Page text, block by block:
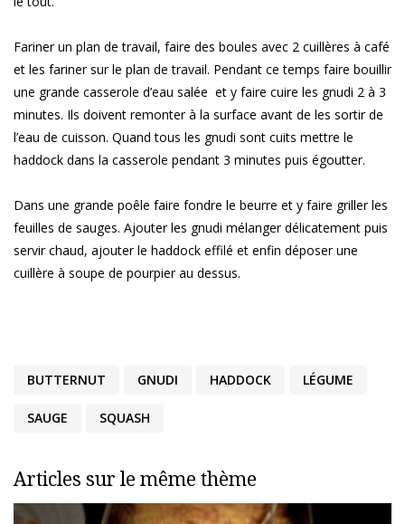
Fariner un plan de travail, faire des boules avec 2 cuillères à café
et les fariner sur le plan de travail. Pendant ce temps faire bouillir
une grande casserole d’eau salée et y faire cuire les gnudi 2 à 3
minutes. Ils doivent remonter à la surface avant de les sortir de
l’eau de cuisson. Quand tous les gnudi sont cuits mettre le
haddock dans la casserole pendant 3 minutes puis égoutter.
Dans une grande poêle faire fondre le beurre et y faire griller les
feuilles de sauges. Ajouter les gnudi mélanger délicatement puis
servir chaud, ajouter le haddock effilé et enfin déposer une
cuillère à soupe de pourpier au dessus.
BUTTERNUT GNUDI HADDOCK LÉGUME
SAUGE SQUASH
Articles sur le même thème